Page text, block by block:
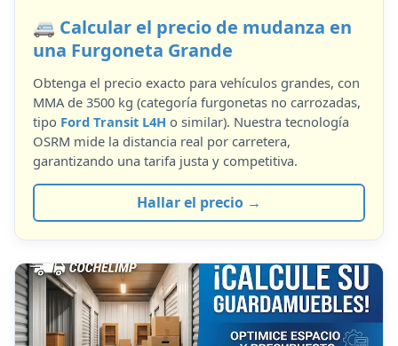
🚐 Calcular el precio de mudanza en
una Furgoneta Grande
Obtenga el precio exacto para vehículos grandes, con
MMA de 3500 kg (categoría furgonetas no carrozadas,
tipo Ford Transit L4H o similar). Nuestra tecnología
OSRM mide la distancia real por carretera,
garantizando una tarifa justa y competitiva.
Hallar el precio →